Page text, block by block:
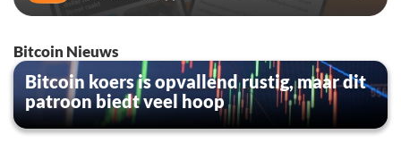
Bitcoin Nieuws
Bitcoin koers is opvallend rustig, maar dit
patroon biedt veel hoop